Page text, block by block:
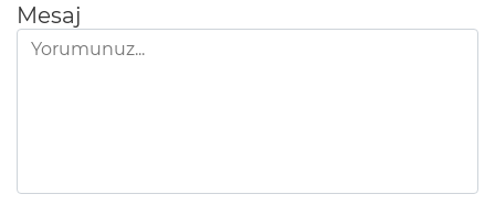
Mesaj